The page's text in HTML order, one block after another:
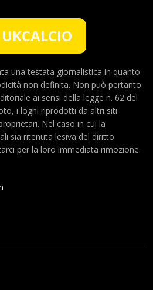
una testata giornalistica in quanto
non definita. Non può pertanto
ai sensi della legge n. 62 del
i loghi riprodotti da altri siti
Nel caso in cui la
sia ritenuta lesiva del diritto
per la loro immediata rimozione.